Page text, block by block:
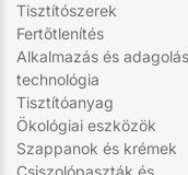
Tisztítószerek
Fertőtlenítés
Alkalmazás és
technológia
Tisztítóanyag
Ökológiai eszközök
Szappanok és krémek